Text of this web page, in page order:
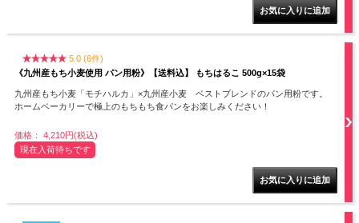
5.0 (6件)
《九州産もち小麦使用 パン用粉》【送料込】 もちはるこ 500g×15袋
九州産もち小麦「モチハルカ」×九州産小麦 ベストブレンドのパン用粉です。
ホームベーカリーで極上のもちもち食パンをお楽しみください！
価格： 4,210円(税込)
現在入荷待ちです